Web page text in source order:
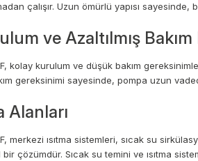
çalışır. Uzun ömürlü yapısı
ve Azaltılmış
kolay kurulum ve düşük bakım
gereksinimi sayesinde, pompa uzun
Alanları
merkezi ısıtma sistemleri, sıcak su
çözümdür. Sıcak su temini ve ısıtma